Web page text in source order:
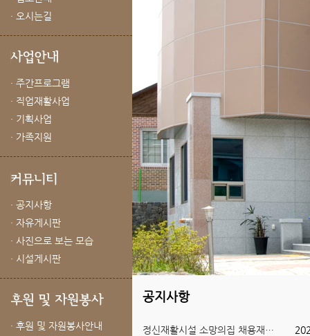
· 오시는길
· 주간프로그램
· 직업재활사업
· 기획사업
· 가족지원
· 공지사항
· 자유게시판
· 사진으로 보는 모습
· 시설게시판
· 후원 및 자원봉사안내
공지사항
정신재활시설 소망의집 채용재공고